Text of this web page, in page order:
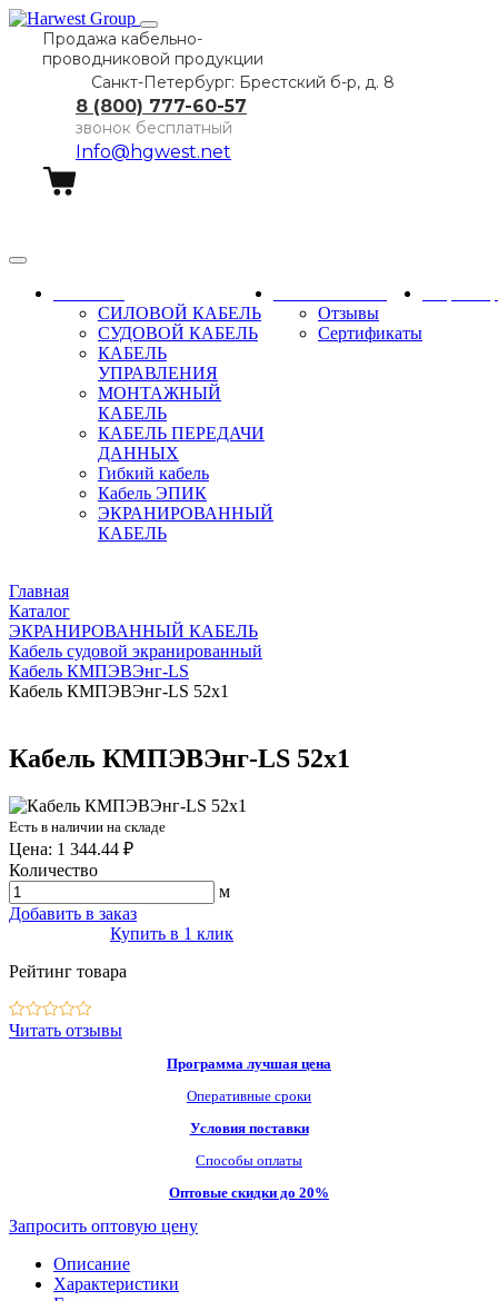
Продажа кабельно-
проводниковой продукции
Санкт-Петербург: Брестский б-р, д. 8
8 (800) 777-60-57
звонок бесплатный
Info@hgwest.net
СИЛОВОЙ КАБЕЛЬ
СУДОВОЙ КАБЕЛЬ
КАБЕЛЬ
УПРАВЛЕНИЯ
МОНТАЖНЫЙ
КАБЕЛЬ
КАБЕЛЬ ПЕРЕДАЧИ
ДАННЫХ
Гибкий кабель
Кабель ЭПИК
ЭКРАНИРОВАННЫЙ
КАБЕЛЬ
Отзывы
Сертификаты
Главная
Каталог
ЭКРАНИРОВАННЫЙ КАБЕЛЬ
Кабель судовой экранированный
Кабель КМПЭВЭнг-LS
Кабель КМПЭВЭнг-LS 52х1
Кабель КМПЭВЭнг-LS 52х1
Есть в наличии на складе
Цена: 1 344.44 ₽
Количество
м
Добавить в заказ
Купить в 1 клик
Рейтинг товара
Читать отзывы
Программа лучшая цена
Оперативные сроки
Условия поставки
Способы оплаты
Оптовые скидки до 20%
Запросить оптовую цену
Описание
Характеристики